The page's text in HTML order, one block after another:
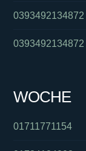
0393492134872
0393492134872
WOCHE
01711771154